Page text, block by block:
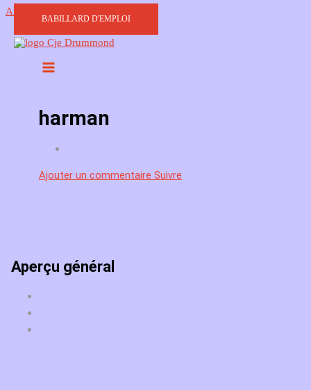
Aller au contenu
BABILLARD D'EMPLOI
harman
Ajouter un commentaire Suivre
Aperçu général